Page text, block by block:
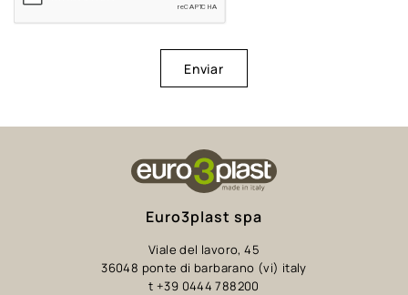
Enviar
Euro3plast spa
Viale del lavoro, 45
36048 ponte di barbarano (vi) italy
t +39 0444 788200